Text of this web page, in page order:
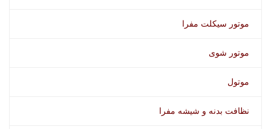
موتور سیکلت مفرا
موتور شوی
موتول
نظافت بدنه و شیشه مفرا